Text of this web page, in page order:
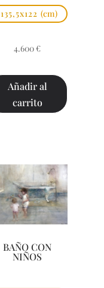
135,5x122 (cm)
4.600 €
Añadir al
carrito
BAÑO CON
NIÑOS